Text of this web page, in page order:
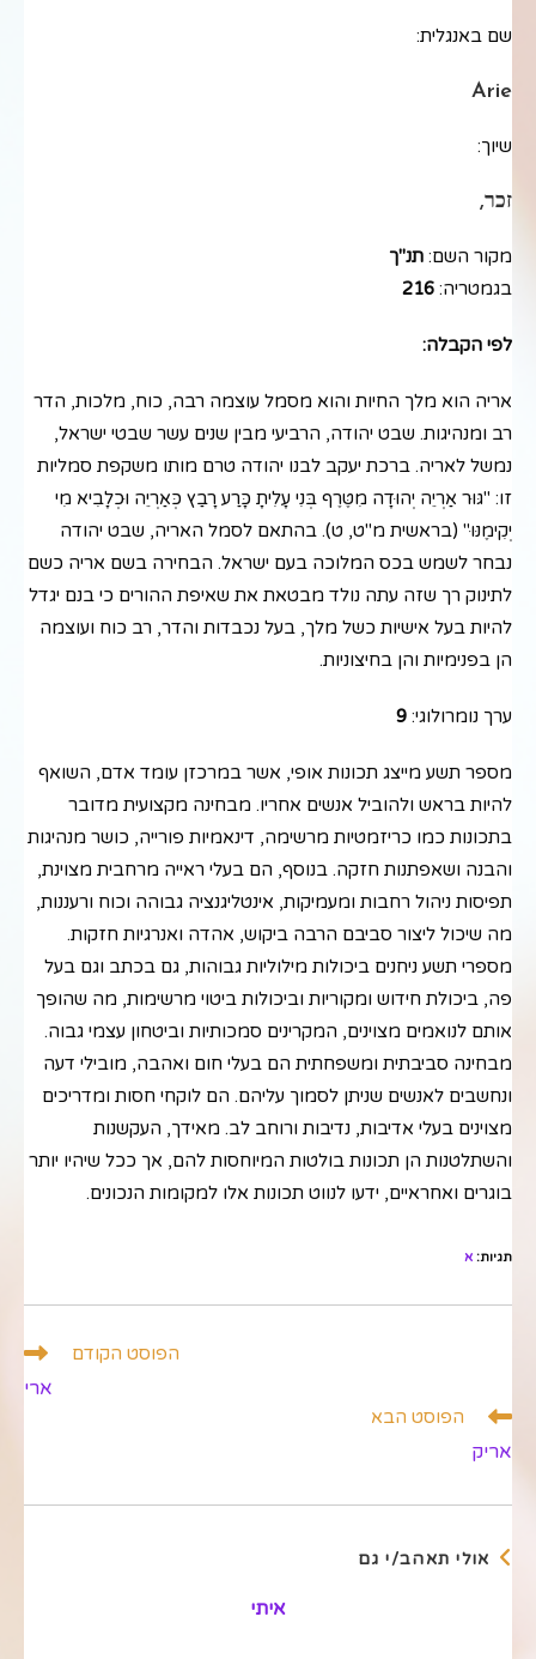
שם באנגלית:
Arie
שיוך:
זכר,
מקור השם: תנ"ך
בגמטריה: 216
לפי הקבלה:
אריה הוא מלך החיות והוא מסמל עוצמה רבה, כוח, מלכות, הדר
רב ומנהיגות. שבט יהודה, הרביעי מבין שנים עשר שבטי ישראל,
נמשל לאריה. ברכת יעקב לבנו יהודה טרם מותו משקפת סמליות
זו: "גּוּר אַרְיֵה יְהוּדָה מִטֶּרֶף בְּנִי עָלִיתָ כָּרַע רָבַץ כְּאַרְיֵה וּכְלָבִיא מִי
יְקִימֶנּוּ" (בראשית מ"ט, ט). בהתאם לסמל האריה, שבט יהודה
נבחר לשמש בכס המלוכה בעם ישראל. הבחירה בשם אריה כשם
לתינוק רך שזה עתה נולד מבטאת את שאיפת ההורים כי בנם יגדל
להיות בעל אישיות כשל מלך, בעל נכבדות והדר, רב כוח ועוצמה
הן בפנימיות והן בחיצוניות.
ערך נומרולוגי: 9
מספר תשע מייצג תכונות אופי, אשר במרכזן עומד אדם, השואף
להיות בראש ולהוביל אנשים אחריו. מבחינה מקצועית מדובר
בתכונות כמו כריזמטיות מרשימה, דינאמיות פורייה, כושר מנהיגות
והבנה ושאפתנות חזקה. בנוסף, הם בעלי ראייה מרחבית מצוינת,
תפיסות ניהול רחבות ומעמיקות, אינטליגנציה גבוהה וכוח ורעננות,
מה שיכול ליצור סביבם הרבה ביקוש, אהדה ואנרגיות חזקות.
מספרי תשע ניחנים ביכולות מילוליות גבוהות, גם בכתב וגם בעל
פה, ביכולת חידוש ומקוריות וביכולות ביטוי מרשימות, מה שהופך
אותם לנואמים מצוינים, המקרינים סמכותיות וביטחון עצמי גבוה.
מבחינה סביבתית ומשפחתית הם בעלי חום ואהבה, מובילי דעה
ונחשבים לאנשים שניתן לסמוך עליהם. הם לוקחי חסות ומדריכים
מצוינים בעלי אדיבות, נדיבות ורוחב לב. מאידך, העקשנות
והשתלטנות הן תכונות בולטות המיוחסות להם, אך ככל שיהיו יותר
בוגרים ואחראיים, ידעו לנווט תכונות אלו למקומות הנכונים.
תגיות: א
הפוסט הקודם
ארי
הפוסט הבא
אריק
אולי תאהב/י גם
איתי